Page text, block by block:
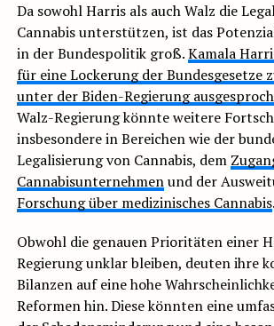
Da sowohl Harris als auch Walz die
Cannabis unterstützen, ist das
in der Bundespolitik groß.Kamala
für eine Lockerung der Bundesgesetze
unter der Biden-Regierung
Walz-Regierung könnte weitere
insbesondere in Bereichen wie der
Legalisierung von Cannabis, dem
Cannabisunternehmenund der
Forschung über medizinisches Cannabis.
Obwohl die genauen Prioritäten einer
Regierung unklar bleiben, deuten ihre
Bilanzen auf eine hohe
Reformen hin. Diese könnten eine